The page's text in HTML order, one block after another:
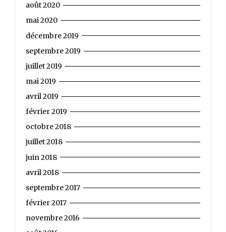
août 2020
mai 2020
décembre 2019
septembre 2019
juillet 2019
mai 2019
avril 2019
février 2019
octobre 2018
juillet 2018
juin 2018
avril 2018
septembre 2017
février 2017
novembre 2016